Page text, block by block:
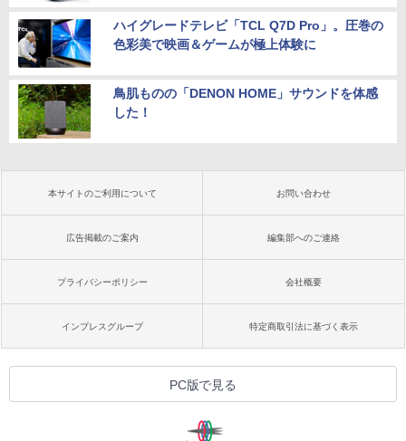
ハイグレードテレビ「TCL Q7D Pro」。圧巻の
色彩美で映画＆ゲームが極上体験に
鳥肌ものの「DENON HOME」サウンドを体感
した！
本サイトのご利用について お問い合わせ
広告掲載のご案内 編集部へのご連絡
プライバシーポリシー 会社概要
インプレスグループ 特定商取引法に基づく表示
PC版で見る